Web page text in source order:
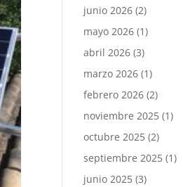
junio 2026 (2)
mayo 2026 (1)
abril 2026 (3)
marzo 2026 (1)
febrero 2026 (2)
noviembre 2025 (1)
octubre 2025 (2)
septiembre 2025 (1)
junio 2025 (3)